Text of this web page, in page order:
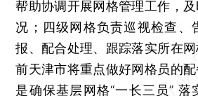
帮助协调开展网格管理工作，
况；四级网格负责巡视检查、
报、配合处理、跟踪落实所在
前天津市将重点做好网格员的
是确保基层网格“一长三员” 落